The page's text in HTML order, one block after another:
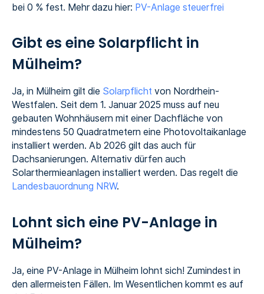
bei 0 % fest. Mehr dazu hier: PV-Anlage steuerfrei
Gibt es eine Solarpflicht in
Mülheim?
Ja, in Mülheim gilt die Solarpflicht von Nordrhein-
Westfalen. Seit dem 1. Januar 2025 muss auf neu
gebauten Wohnhäusern mit einer Dachfläche von
mindestens 50 Quadratmetern eine Photovoltaikanlage
installiert werden. Ab 2026 gilt das auch für
Dachsanierungen. Alternativ dürfen auch
Solarthermieanlagen installiert werden. Das regelt die
Landesbauordnung NRW.
Lohnt sich eine PV-Anlage in
Mülheim?
Ja, eine PV-Anlage in Mülheim lohnt sich! Zumindest in
den allermeisten Fällen. Im Wesentlichen kommt es auf